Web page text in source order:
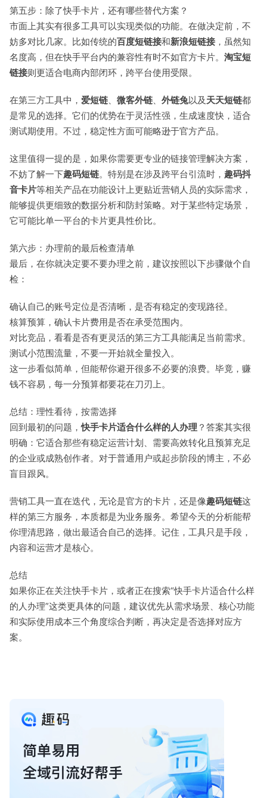
第五步：除了快手卡片，还有哪些替代方案？
市面上其实有很多工具可以实现类似的功能。在做决定前，不
妨多对比几家。比如传统的百度短链接和新浪短链接 ，虽然知
名度高，但在快手平台内的兼容性有时不如官方卡片。 淘宝短
链接则更适合电商内部闭环，跨平台使用受限。
在第三方工具中， 爱短链、 微客外链、 外链兔以及 天天短链都
是常见的选择。它们的优势在于灵活性强，生成速度快，适合
测试期使用。不过，稳定性方面可能略逊于官方产品。
这里值得一提的是，如果你需要更专业的链接管理解决方案，
不妨了解一下趣码短链。特别是在涉及跨平台引流时， 趣码抖
音卡片等相关产品在功能设计上更贴近营销人员的实际需求，
能够提供更细致的数据分析和防封策略。对于某些特定场景，
它可能比单一平台的卡片更具性价比。
第六步：办理前的最后检查清单
最后，在你就决定要不要办理之前，建议按照以下步骤做个自
检：
确认自己的账号定位是否清晰，是否有稳定的变现路径。
核算预算，确认卡片费用是否在承受范围内。
对比竞品，看看是否有更灵活的第三方工具能满足当前需求。
测试小范围流量，不要一开始就全量投入。
这一步看似简单，但能帮你避开很多不必要的浪费。毕竟，赚
钱不容易，每一分预算都要花在刀刃上。
总结：理性看待，按需选择
回到最初的问题，快手卡片适合什么样的人办理 ？答案其实很
明确：它适合那些有稳定运营计划、需要高效转化且预算充足
的企业或成熟创作者。对于普通用户或起步阶段的博主，不必
盲目跟风。
营销工具一直在迭代，无论是官方的卡片，还是像趣码短链这
样的第三方服务，本质都是为业务服务。希望今天的分析能帮
你理清思路，做出最适合自己的选择。记住，工具只是手段，
内容和运营才是核心。
总结
如果你正在关注快手卡片，或者正在搜索“快手卡片适合什么样
的人办理”这类更具体的问题，建议优先从需求场景、核心功能
和实际使用成本三个角度综合判断，再决定是否选择对应方
案。